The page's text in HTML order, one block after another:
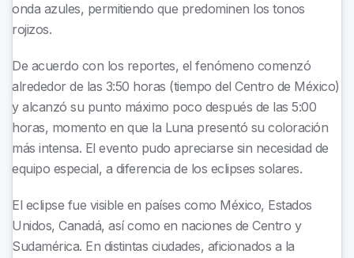
onda azules, permitiendo que predominen los tonos
rojizos.
De acuerdo con los reportes, el fenómeno comenzó
alrededor de las 3:50 horas (tiempo del Centro de México)
y alcanzó su punto máximo poco después de las 5:00
horas, momento en que la Luna presentó su coloración
más intensa. El evento pudo apreciarse sin necesidad de
equipo especial, a diferencia de los eclipses solares.
El eclipse fue visible en países como México, Estados
Unidos, Canadá, así como en naciones de Centro y
Sudamérica. En distintas ciudades, aficionados a la